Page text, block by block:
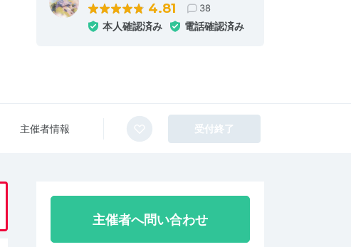
4.81 38
本人確認済み 電話確認済み
主催者情報 受付終了
主催者へ問い合わせ